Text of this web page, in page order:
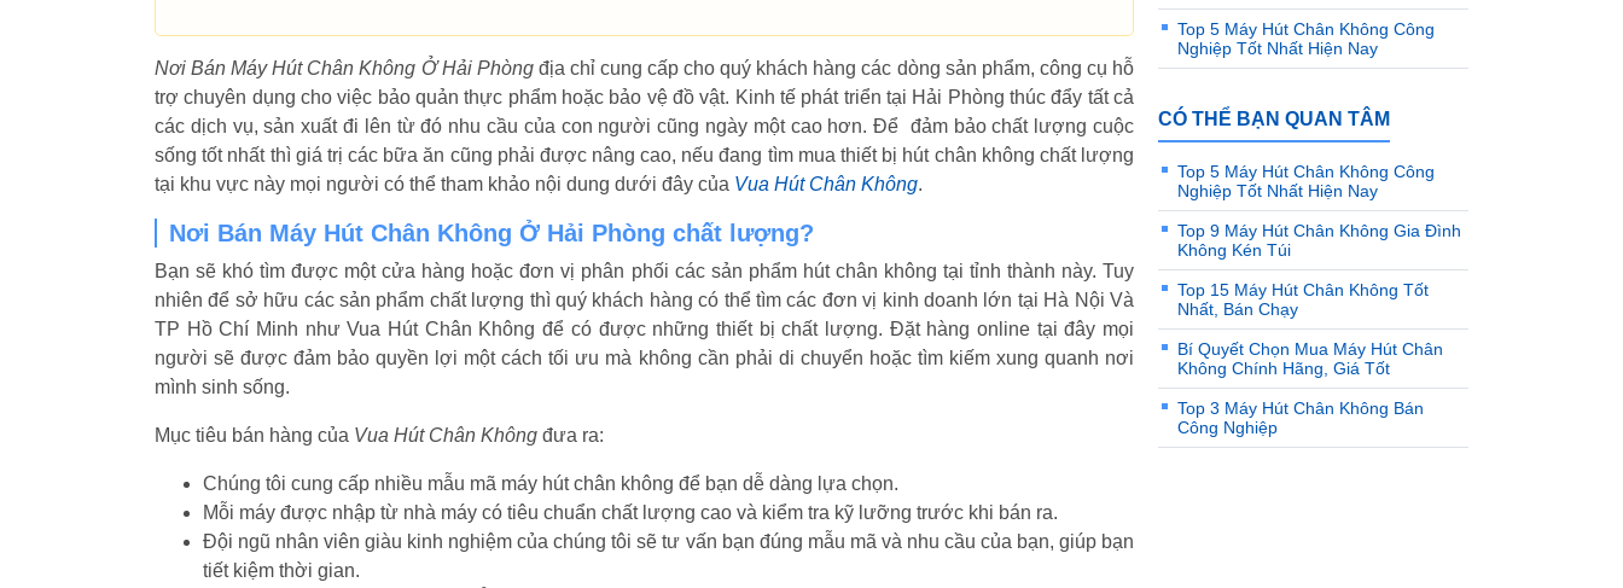
Nơi Bán Máy Hút Chân Không Ở Hải Phòng địa chỉ cung cấp cho quý khách hàng các dòng sản phẩm, công cụ hỗ
trợ chuyên dụng cho việc bảo quản thực phẩm hoặc bảo vệ đồ vật. Kinh tế phát triển tại Hải Phòng thúc đẩy tất cả
các dịch vụ, sản xuất đi lên từ đó nhu cầu của con người cũng ngày một cao hơn. Để đảm bảo chất lượng cuộc
sống tốt nhất thì giá trị các bữa ăn cũng phải được nâng cao, nếu đang tìm mua thiết bị hút chân không chất lượng
tại khu vực này mọi người có thể tham khảo nội dung dưới đây của Vua Hút Chân Không.
Nơi Bán Máy Hút Chân Không Ở Hải Phòng chất lượng?
Bạn sẽ khó tìm được một cửa hàng hoặc đơn vị phân phối các sản phẩm hút chân không tại tỉnh thành này. Tuy
nhiên để sở hữu các sản phẩm chất lượng thì quý khách hàng có thể tìm các đơn vị kinh doanh lớn tại Hà Nội Và
TP Hồ Chí Minh như Vua Hút Chân Không để có được những thiết bị chất lượng. Đặt hàng online tại đây mọi
người sẽ được đảm bảo quyền lợi một cách tối ưu mà không cần phải di chuyển hoặc tìm kiếm xung quanh nơi
mình sinh sống.
Mục tiêu bán hàng của Vua Hút Chân Không đưa ra:
Chúng tôi cung cấp nhiều mẫu mã máy hút chân không để bạn dễ dàng lựa chọn.
Mỗi máy được nhập từ nhà máy có tiêu chuẩn chất lượng cao và kiểm tra kỹ lưỡng trước khi bán ra.
Đội ngũ nhân viên giàu kinh nghiệm của chúng tôi sẽ tư vấn bạn đúng mẫu mã và nhu cầu của bạn, giúp bạn
tiết kiệm thời gian.
Top 5 Máy Hút Chân Không Công
Nghiệp Tốt Nhất Hiện Nay
CÓ THỂ BẠN QUAN TÂM
Top 5 Máy Hút Chân Không Công
Nghiệp Tốt Nhất Hiện Nay
Top 9 Máy Hút Chân Không Gia Đình
Không Kén Túi
Top 15 Máy Hút Chân Không Tốt
Nhất, Bán Chạy
Bí Quyết Chọn Mua Máy Hút Chân
Không Chính Hãng, Giá Tốt
Top 3 Máy Hút Chân Không Bán
Công Nghiệp